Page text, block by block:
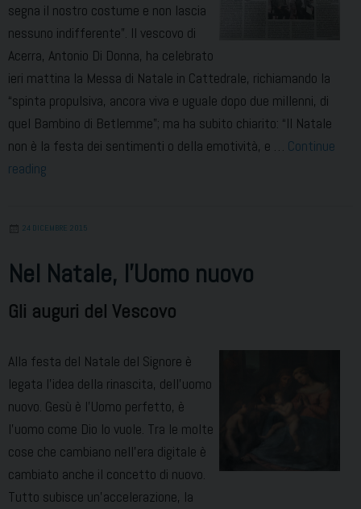
segna il nostro costume e non lascia
nessuno indifferente”. Il vescovo di
Acerra, Antonio Di Donna, ha celebrato
ieri mattina la Messa di Natale in Cattedrale, richiamando la
“spinta propulsiva, ancora viva e uguale dopo due millenni, di
quel Bambino di Betlemme”; ma ha subito chiarito: “Il Natale
non è la festa dei sentimenti o della emotività, e … Continue
reading
24 DICEMBRE 2015
Nel Natale, l’Uomo nuovo
Gli auguri del Vescovo
Alla festa del Natale del Signore è
legata l’idea della rinascita, dell’uomo
nuovo. Gesù è l’Uomo perfetto, è
l’uomo come Dio lo vuole. Tra le molte
cose che cambiano nell’era digitale è
cambiato anche il concetto di nuovo.
Tutto subisce un’accelerazione, la